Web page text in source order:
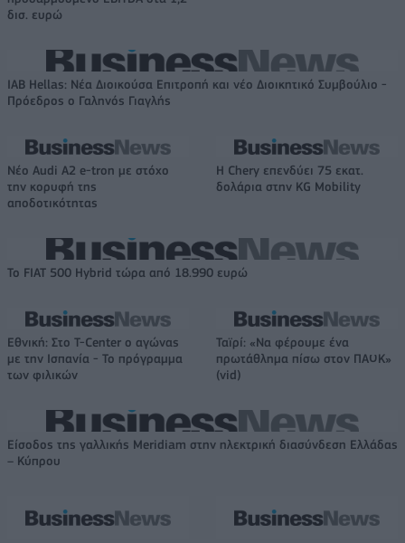
δισ. ευρώ
IAB Hellas: Νέα Διοικούσα Επιτροπή και νέο Διοικητικό Συμβούλιο -
Πρόεδρος ο Γαληνός Γιαγλής
Νέο Audi A2 e-tron με στόχο
την κορυφή της
αποδοτικότητας
Η Chery επενδύει 75 εκατ.
δολάρια στην KG Mobility
Το FIAT 500 Hybrid τώρα από 18.990 ευρώ
Εθνική: Στο T-Center ο αγώνας
με την Ισπανία - Το πρόγραμμα
των φιλικών
Ταϊρί: «Να φέρουμε ένα
πρωτάθλημα πίσω στον ΠΑΟΚ»
(vid)
Είσοδος της γαλλικής Meridiam στην ηλεκτρική διασύνδεση Ελλάδας
– Κύπρου